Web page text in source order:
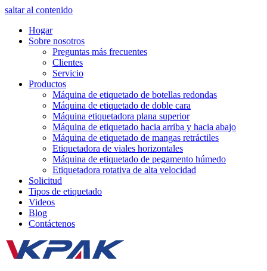
saltar al contenido
Hogar
Sobre nosotros
Preguntas más frecuentes
Clientes
Servicio
Productos
Máquina de etiquetado de botellas redondas
Máquina de etiquetado de doble cara
Máquina etiquetadora plana superior
Máquina de etiquetado hacia arriba y hacia abajo
Máquina de etiquetado de mangas retráctiles
Etiquetadora de viales horizontales
Máquina de etiquetado de pegamento húmedo
Etiquetadora rotativa de alta velocidad
Solicitud
Tipos de etiquetado
Videos
Blog
Contáctenos